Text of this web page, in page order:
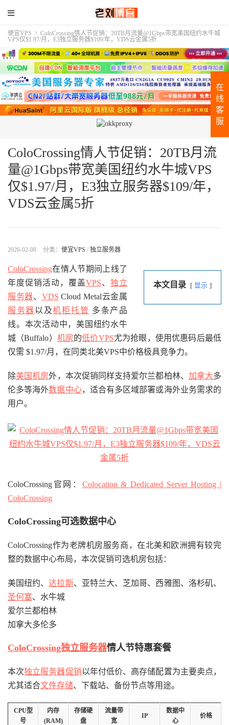
便宜VPS > ColoCrossing情人节促销：20TB月流量@1Gbps带宽美国纽约水牛城
VPS仅$1.97/月，E3独立服务器$109/年，VDS云金属5折
ColoCrossing情人节促销：20TB月流
量@1Gbps带宽美国纽约水牛城VPS
仅$1.97/月，E3独立服务器$109/年，
VDS云金属5折
2026-02-08 分类： 便宜VPS / 独立服务器
本文目录 显示
ColoCrossing在情人节期间上线了
年度促销活动，覆盖VPS、 独立
服务器、 VDS Cloud Metal云金属
服务器以及机柜托管 多条产品
线。本次活动中，美国纽约水牛
城（Buffalo） 机房的低价VPS尤为抢眼，使用优惠码后最低
仅需 $1.97/月，在同类北美VPS中价格极具竞争力。
除美国机房外，本次促销同样支持爱尔兰都柏林、 加拿大多
伦多等海外数据中心，适合有多区域部署或海外业务需求的
用户。
ColoCrossing官网： Colocation & Dedicated Server Hosting |
ColoCrossing
ColoCrossing可选数据中心
ColoCrossing作为老牌机房服务商，在北美和欧洲拥有较完
整的数据中心布局，本次促销可选机房包括：
美国纽约、达拉斯、亚特兰大、芝加哥、西雅图、洛杉矶、
圣何塞、水牛城
爱尔兰都柏林
加拿大多伦多
ColoCrossing独立服务器情人节特惠套餐
本次独立服务器促销以年付低价、高存储配置为主要卖点，
尤其适合文件存储、下载站、备份节点等用途。
CPU型
号
内存
(RAM)
存储硬
盘
流量带
宽
IP
数据中
心
价格
在
线
客
服